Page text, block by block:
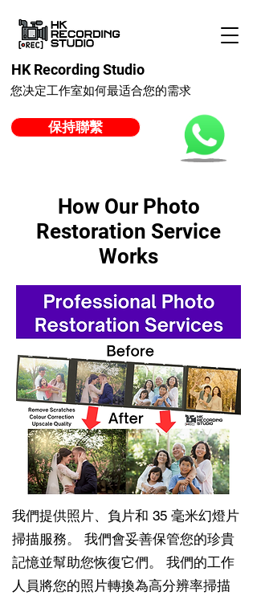
HK Recording Studio
您决定工作室如何最适合您的需求
保持聯繫
How Our Photo
Restoration Service
Works
我們提供照片、負片和 35 毫米幻燈片
掃描服務。 我們會妥善保管您的珍貴
記憶並幫助您恢復它們。 我們的工作
人員將您的照片轉換為高分辨率掃描